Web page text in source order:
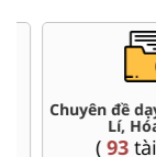
Đề thi
8tài